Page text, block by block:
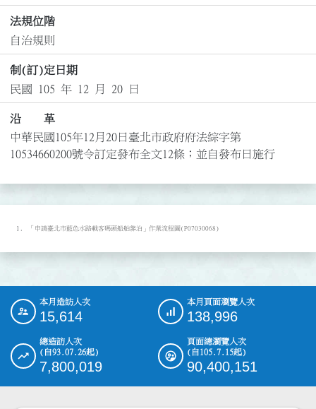
法規位階
自治規則
制(訂)定日期
民國 105 年 12 月 20 日
沿 革
中華民國105年12月20日臺北市政府府法綜字第
10534660200號令訂定發布全文12條；並自發布日施行
「申請臺北市藍色水路載客碼頭船舶靠泊」作業流程圖(P07030068)
::: 本月造訪人次
15,614
本月頁面瀏覽人次
138,996
總造訪人次
(自93.07.26起)
7,800,019
頁面總瀏覽人次
(自105.7.15起)
90,400,151